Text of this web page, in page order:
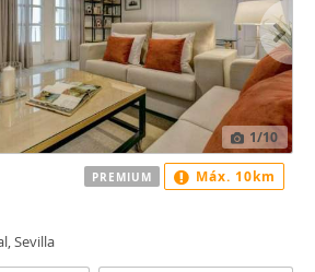
1/10
Sevilla
PREMIUM Máx. 10km